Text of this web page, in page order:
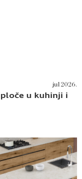
jul 2026.
u kuhinji i